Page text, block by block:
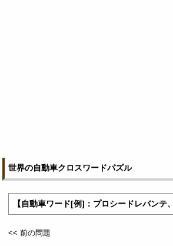
世界の自動車クロスワードパズル
【自動車ワード[例]：プロシードレバンテ
<< 前の問題